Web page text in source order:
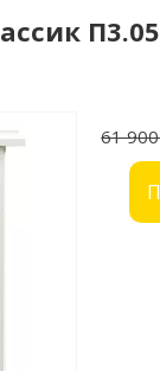
61